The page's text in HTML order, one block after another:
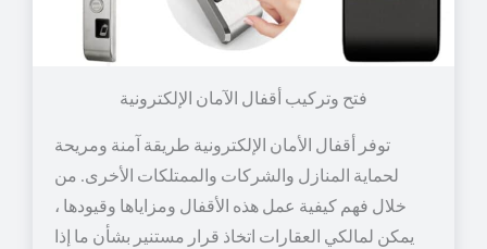
توفر أقفال الأمان الإلكترونية طريقة آمنة ومريحة
لحماية المنازل والشركات والممتلكات الأخرى. من
خلال فهم كيفية عمل هذه الأقفال ومزاياها وقيودها ،
يمكن لمالكي العقارات اتخاذ قرار مستنير بشأن ما إذا